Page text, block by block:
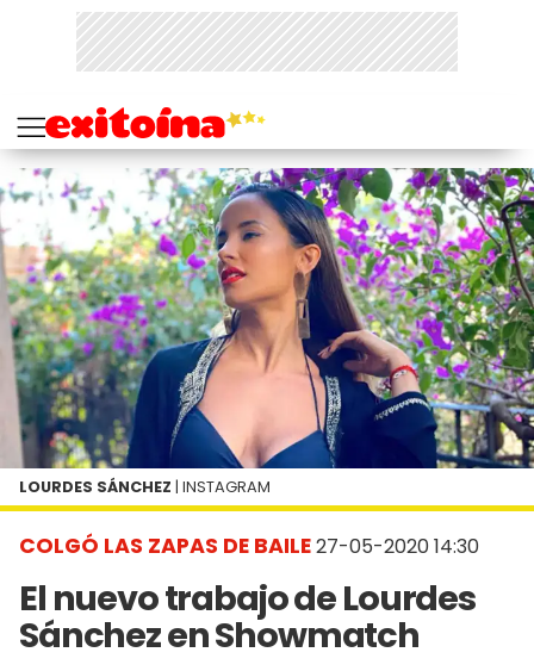
COLGÓ LAS ZAPAS DE BAILE27-05-2020 14:30
El nuevo trabajo de Lourdes
Sánchez en Showmatch
LOURDES SÁNCHEZ | INSTAGRAM